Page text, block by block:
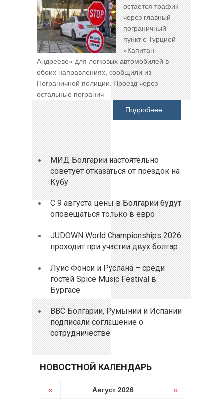
остается трафик
через главный
пограничный
пункт с Турцией
«Капитан-
Андреево» для легковых автомобилей в
обоих направлениях, сообщили из
Пограничной полиции. Проезд через
остальные погранич
Подробнее...
МИД Болгарии настоятельно
советует отказаться от поездок на
Кубу
С 9 августа цены в Болгарии будут
оповещаться только в евро
JUDOWN World Championships 2026
проходит при участии двух болгар
Луис Фонси и Руслана – среди
гостей Spice Music Festival в
Бургасе
ВВС Болгарии, Румынии и Испании
подписали соглашение о
сотрудничестве
НОВОСТНОЙ КАЛЕНДАРЬ
« Август 2026 »